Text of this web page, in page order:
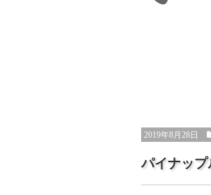
2019年8月28日
パイナッ